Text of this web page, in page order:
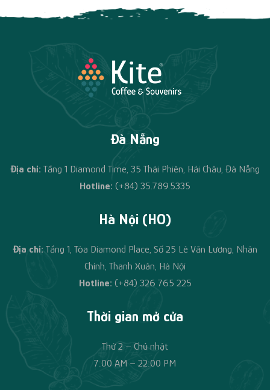
Đà Nẵng
Địa chỉ: Tầng 1 Diamond Time, 35 Thái Phiên, Hải Châu, Đà Nẵng
Hotline: (+84) 35.789.5335
Hà Nội (HO)
Địa chỉ:Tầng 1, Tòa Diamond Place, Số 25 Lê Văn Lương, Nhân
Chính, Thanh Xuân, Hà Nội
Hotline: (+84) 326 765 225
Thời gian mở cửa
Thứ 2 – Chủ nhật
7:00 AM – 22:00 PM